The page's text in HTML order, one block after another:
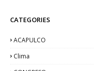
CATEGORIES
ACAPULCO
Clima